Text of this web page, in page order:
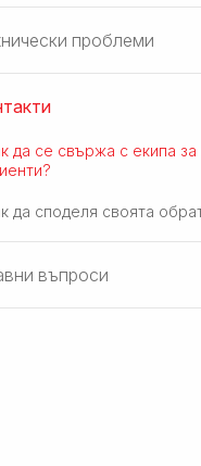
проблеми
да се свържа с екипа
да споделя своята
въпроси